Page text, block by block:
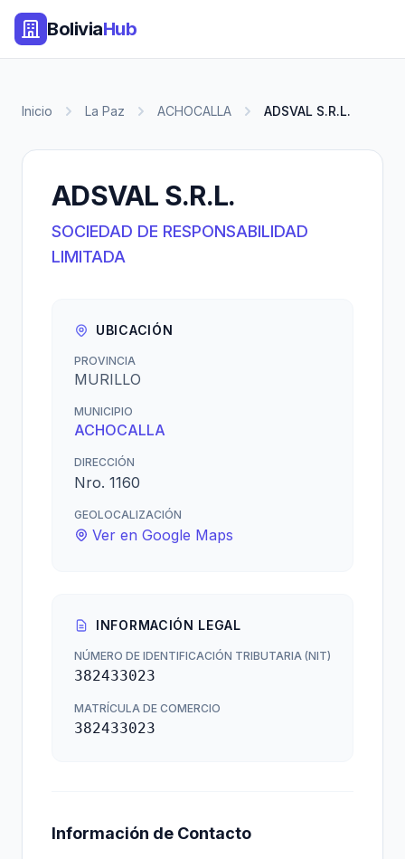
BoliviaHub
Inicio La Paz ACHOCALLA ADSVAL S.R.L.
ADSVAL S.R.L.
SOCIEDAD DE RESPONSABILIDAD
LIMITADA
UBICACIÓN
PROVINCIA
MURILLO
MUNICIPIO
ACHOCALLA
DIRECCIÓN
Nro. 1160
GEOLOCALIZACIÓN
Ver en Google Maps
INFORMACIÓN LEGAL
NÚMERO DE IDENTIFICACIÓN TRIBUTARIA (NIT)
382433023
MATRÍCULA DE COMERCIO
382433023
Información de Contacto